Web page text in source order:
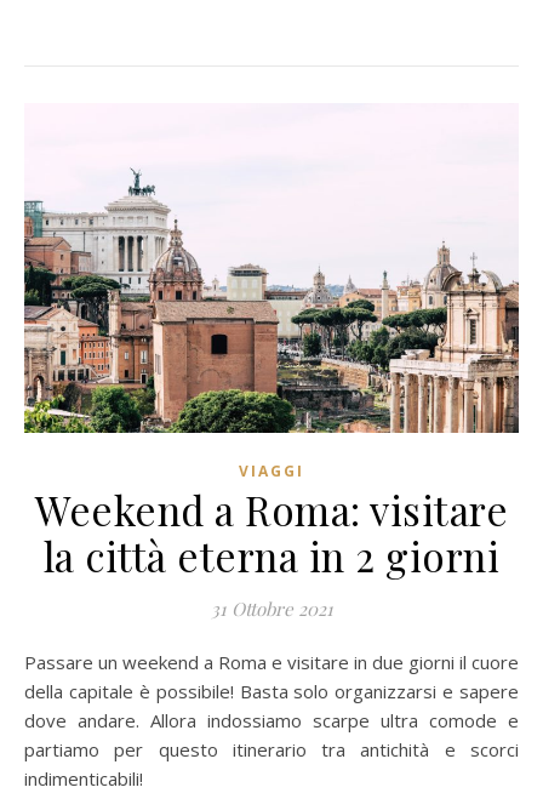
VIAGGI
Weekend a Roma: visitare
la città eterna in 2 giorni
31 Ottobre 2021
Passare un weekend a Roma e visitare in due giorni il cuore
della capitale è possibile! Basta solo organizzarsi e sapere
dove andare. Allora indossiamo scarpe ultra comode e
partiamo per questo itinerario tra antichità e scorci
indimenticabili!